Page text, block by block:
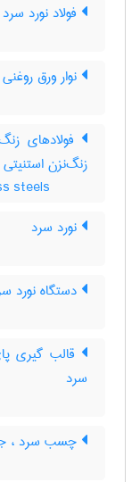
فولاد نورد سرد
نوار ورق روغنی
فولادهای
زنگ‌نزن
steels
نورد سرد
دستگاه نورد
قالب گیری
سرد
چسب سرد ،